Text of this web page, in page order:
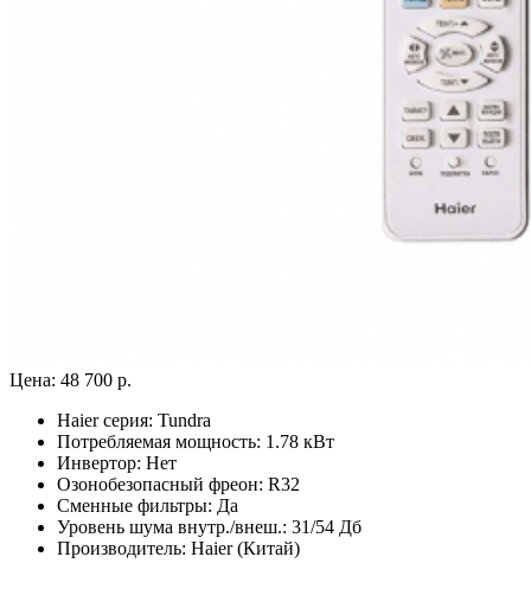
Цена: 48 700 р.
Haier серия: Tundra
Потребляемая мощность: 1.78 кВт
Инвертор: Нет
Озонобезопасный фреон: R32
Сменные фильтры: Да
Уровень шума внутр./внеш.: 31/54 Дб
Производитель: Haier (Китай)